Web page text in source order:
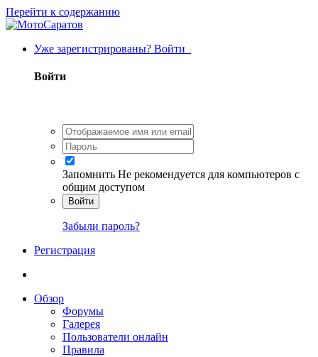
Перейти к содержанию
Уже зарегистрированы? Войти
Войти
Запомнить Не рекомендуется для компьютеров с
общим доступом
Войти
Забыли пароль?
Регистрация
Обзор
Форумы
Галерея
Пользователи онлайн
Правила